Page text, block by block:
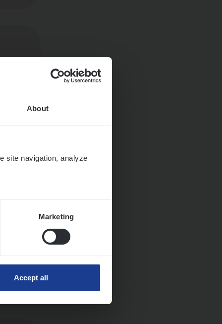
About
site navigation, analyze
Marketing
Accept all